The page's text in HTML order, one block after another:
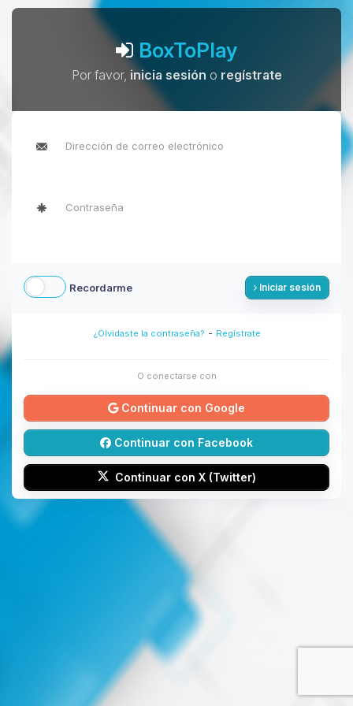
BoxToPlay
Por favor, inicia sesión o regístrate
Recordarme Iniciar sesión
¿Olvidaste la contraseña? - Regístrate
O conectarse con
Continuar con Google
Continuar con Facebook
Continuar con X (Twitter)